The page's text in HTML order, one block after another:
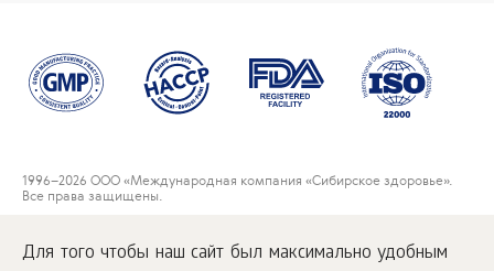
Для того чтобы наш сайт был максимально удобным
1996–2026 ООО «Международная компания «Сибирское здоровье».
Все права защищены.
www.siberianwellness.com.